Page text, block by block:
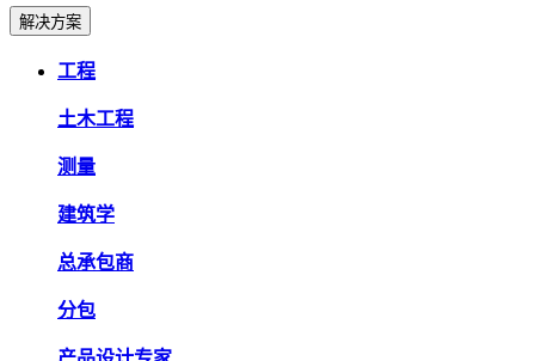
解决方案
工程
土木工程
测量
建筑学
总承包商
分包